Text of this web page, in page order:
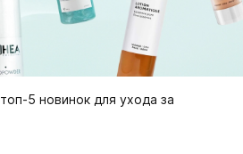
топ-5 новинок для ухода за